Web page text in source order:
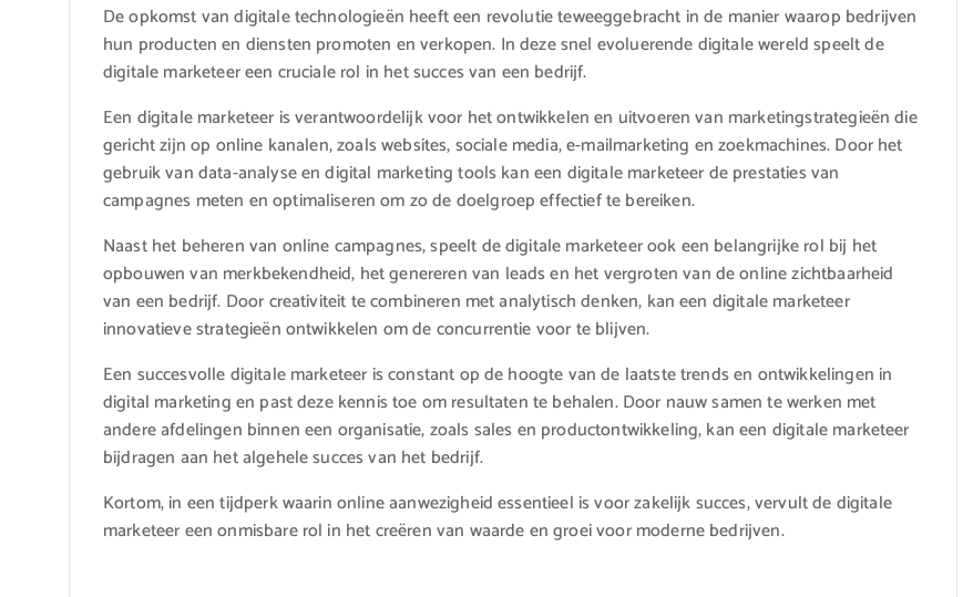
De opkomst van digitale technologieën heeft een revolutie teweeggebracht in de manier waarop bedrijven
hun producten en diensten promoten en verkopen. In deze snel evoluerende digitale wereld speelt de
digitale marketeer een cruciale rol in het succes van een bedrijf.
Een digitale marketeer is verantwoordelijk voor het ontwikkelen en uitvoeren van marketingstrategieën die
gericht zijn op online kanalen, zoals websites, sociale media, e-mailmarketing en zoekmachines. Door het
gebruik van data-analyse en digital marketing tools kan een digitale marketeer de prestaties van
campagnes meten en optimaliseren om zo de doelgroep effectief te bereiken.
Naast het beheren van online campagnes, speelt de digitale marketeer ook een belangrijke rol bij het
opbouwen van merkbekendheid, het genereren van leads en het vergroten van de online zichtbaarheid
van een bedrijf. Door creativiteit te combineren met analytisch denken, kan een digitale marketeer
innovatieve strategieën ontwikkelen om de concurrentie voor te blijven.
Een succesvolle digitale marketeer is constant op de hoogte van de laatste trends en ontwikkelingen in
digital marketing en past deze kennis toe om resultaten te behalen. Door nauw samen te werken met
andere afdelingen binnen een organisatie, zoals sales en productontwikkeling, kan een digitale marketeer
bijdragen aan het algehele succes van het bedrijf.
Kortom, in een tijdperk waarin online aanwezigheid essentieel is voor zakelijk succes, vervult de digitale
marketeer een onmisbare rol in het creëren van waarde en groei voor moderne bedrijven.